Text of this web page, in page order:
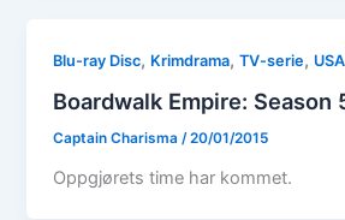
Blu-ray Disc, Krimdrama,TV-serie, USA
Boardwalk Empire: Season
Captain Charisma/20/01/2015
Oppgjørets time har kommet.